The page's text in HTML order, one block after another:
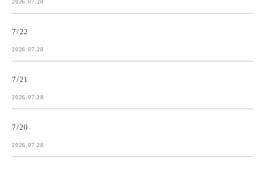
2026.07.28
7/22
2026.07.28
7/21
2026.07.28
7/20
2026.07.28